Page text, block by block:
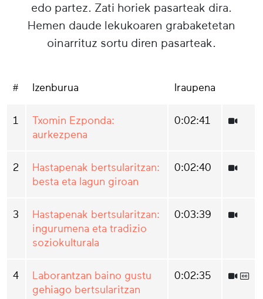
edo partez. Zati horiek pasarteak dira.
Hemen daude lekukoaren grabaketetan
oinarrituz sortu diren pasarteak.
# Izenburua Iraupena
1
Txomin Ezponda:
aurkezpena
0:02:41
2
Hastapenak bertsularitzan:
besta eta lagun giroan
0:02:40
3
Hastapenak bertsularitzan:
ingurumena eta tradizio
soziokulturala
0:03:39
4
Laborantzan baino gustu
gehiago bertsularitzan
0:02:35